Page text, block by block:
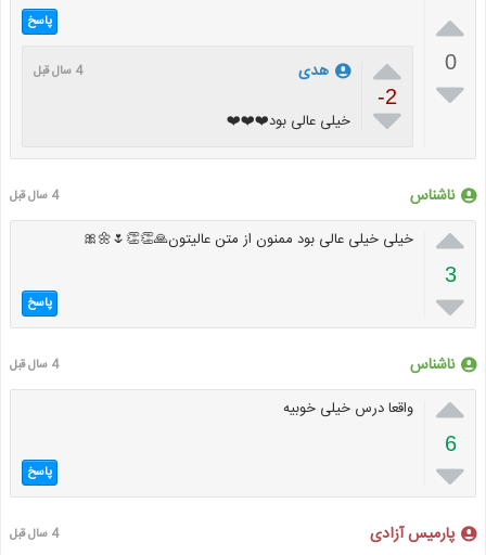

0

پاسخ

-2

هدی 4 سال قبل
خیلی عالی بود❤️❤️❤️
ناشناس 4 سال قبل

3

خیلی خیلی عالی بود ممنون از متن عالیتون🙏👏👏🌷🌼🎀
پاسخ
ناشناس 4 سال قبل

6

واقعا درس خیلی خوبیه
پاسخ
پارمیس آزادی 4 سال قبل